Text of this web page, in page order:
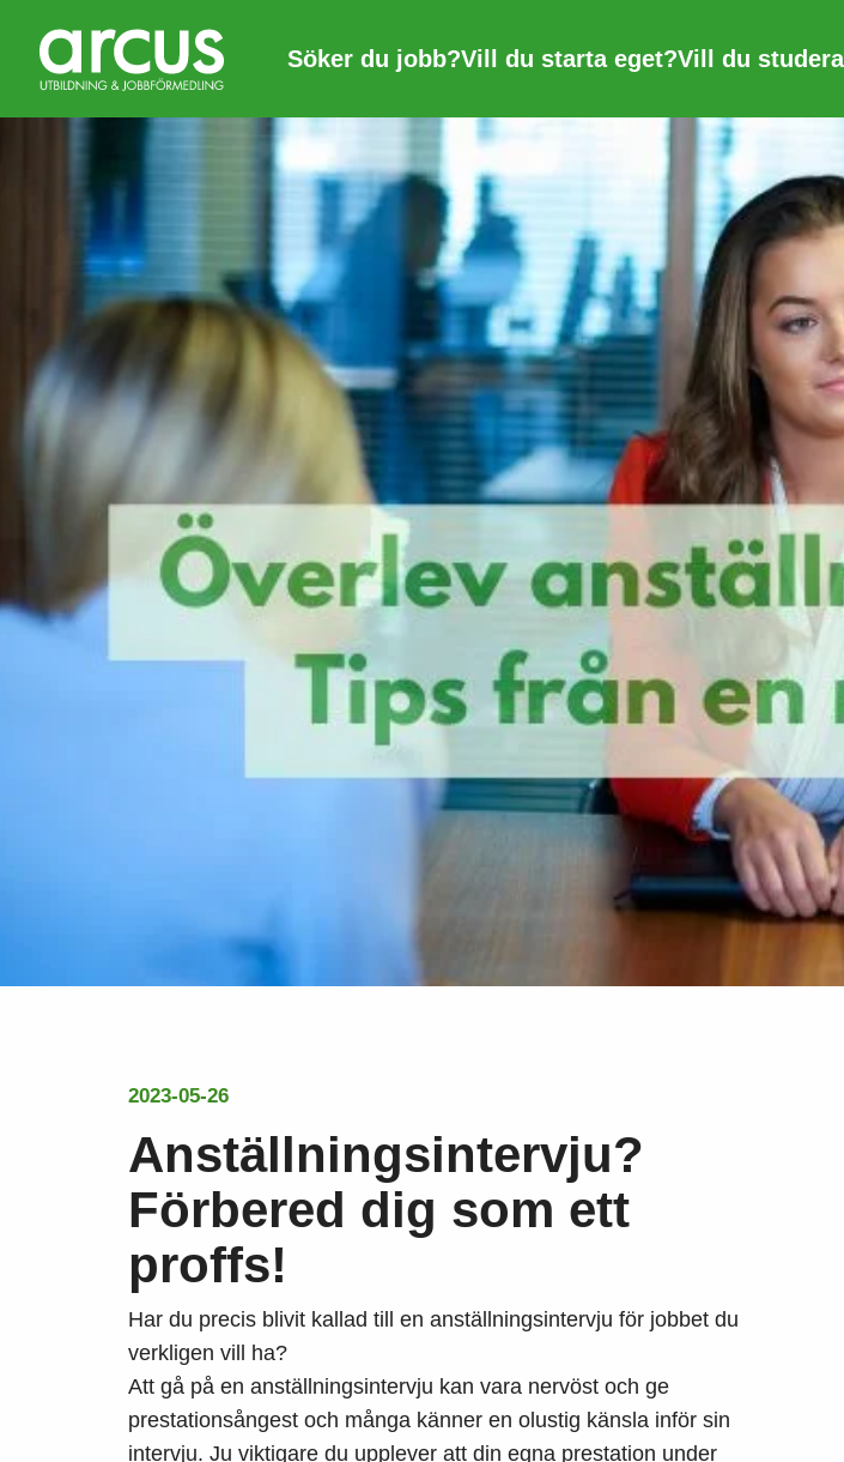
Söker du jobb?Vill du starta eget?Vill du
2023-05-26
Anställningsintervju?
Förbered dig som ett
proffs!
Har du precis blivit kallad till en anställningsintervju för jobbet du
verkligen vill ha?
Att gå på en anställningsintervju kan vara nervöst och ge
prestationsångest och många känner en olustig känsla inför sin
intervju. Ju viktigare du upplever att din egna prestation under